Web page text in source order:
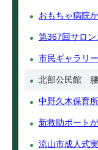
おもちゃ病院
第367回サロン
市民ギャラリ
北部公民館 腰
中野久木保育
新救助ボート
流山市成人式